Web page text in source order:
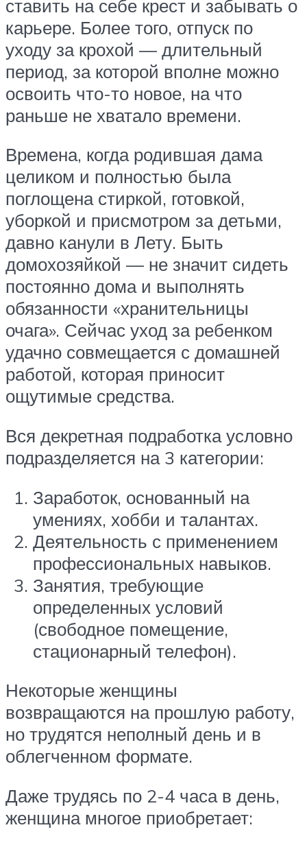
ставить на себе крест и забывать о
карьере. Более того, отпуск по
уходу за крохой — длительный
период, за которой вполне можно
освоить что-то новое, на что
раньше не хватало времени.
Времена, когда родившая дама
целиком и полностью была
поглощена стиркой, готовкой,
уборкой и присмотром за детьми,
давно канули в Лету. Быть
домохозяйкой — не значит сидеть
постоянно дома и выполнять
обязанности «хранительницы
очага». Сейчас уход за ребенком
удачно совмещается с домашней
работой, которая приносит
ощутимые средства.
Вся декретная подработка условно
подразделяется на 3 категории:
Заработок, основанный на
умениях, хобби и талантах.
Деятельность с применением
профессиональных навыков.
Занятия, требующие
определенных условий
(свободное помещение,
стационарный телефон).
Некоторые женщины
возвращаются на прошлую работу,
но трудятся неполный день и в
облегченном формате.
Даже трудясь по 2-4 часа в день,
женщина многое приобретает: